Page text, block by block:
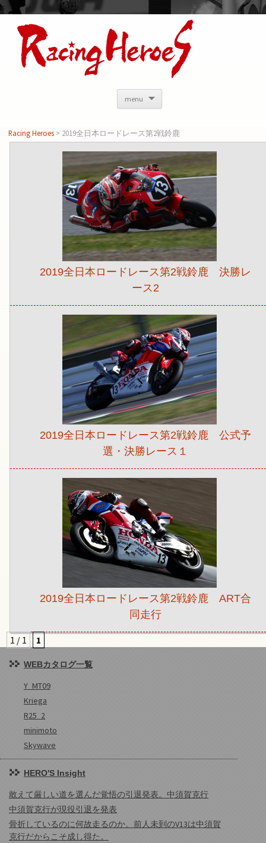
<
menu
Racing Heroes > 2019全日本ロードレース第2戦鈴鹿
2019全日本ロードレース第2戦鈴鹿 決勝レ
ース2
2019全日本ロードレース第2戦鈴鹿 公式予
選・決勝レース１
2019全日本ロードレース第2戦鈴鹿 ART合
同走行
1 / 1 1
WEBカタログ一覧
Y_MT09
Kriega
R25_2
minimoto
Skywave
HERO'S Insight
敢えて厳しい道を選んだ覚悟の引退発表。中須賀克行
中須賀克行が現役引退を発表
骨折しているのに何故走るのか。前人未到のV13は中須賀
克行だからこそ成し得た。